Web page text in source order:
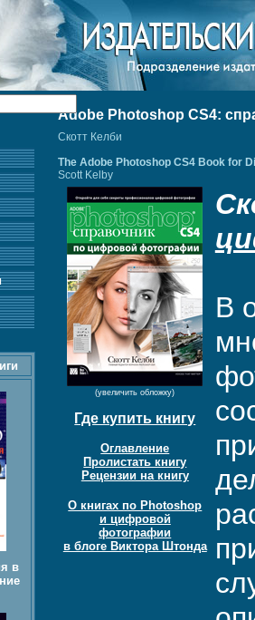
Adobe Photoshop CS4:
Скотт Келби
The Adobe Photoshop CS4 Book for
Scott Kelby
(увеличить обложку)
Где купить книгу
Оглавление
Пролистать книгу
Рецензии на книгу
О книгах по Photoshop
и цифровой
фотографии
в блоге Виктора Штонда
В
в